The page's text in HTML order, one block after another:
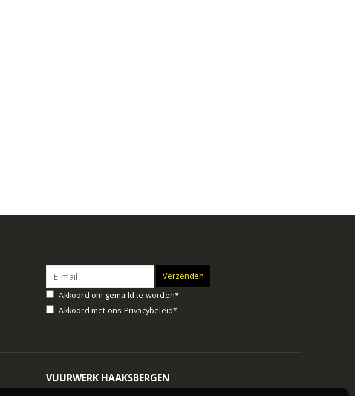
Akkoord om gemaild te worden*
Akkoord met ons Privacybeleid*
VUURWERK HAAKSBERGEN